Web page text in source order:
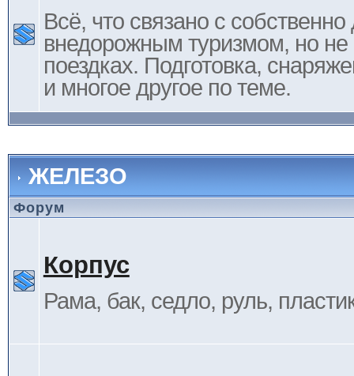
Всё, что связано с
внедорожным туризмом, но не
поездках. Подготовка,
и многое другое по теме.
ЖЕЛЕЗО
Форум
Корпус
Рама, бак, седло, руль,